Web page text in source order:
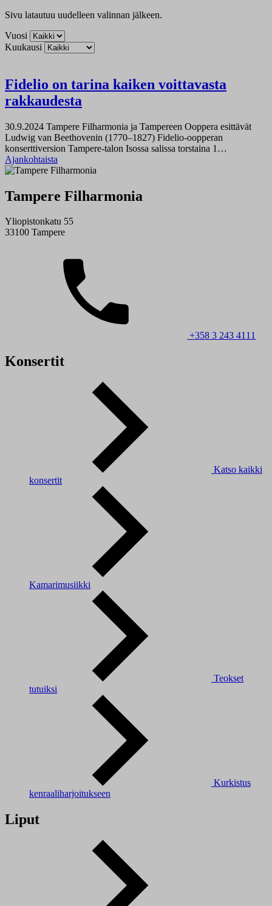
Sivu latautuu uudelleen valinnan jälkeen.
Vuosi
Kuukausi
Fidelio on tarina kaiken voittavasta
rakkaudesta
30.9.2024 Tampere Filharmonia ja Tampereen Ooppera esittävät
Ludwig van Beethovenin (1770–1827) Fidelio-oopperan
konserttiversion Tampere-talon Isossa salissa torstaina 1…
Ajankohtaista
Tampere Filharmonia
Yliopistonkatu 55
33100 Tampere
+358 3 243 4111
Konsertit
Katso kaikki
konsertit
Kamarimusiikki
Teokset
tutuiksi
Kurkistus
kenraaliharjoitukseen
Liput